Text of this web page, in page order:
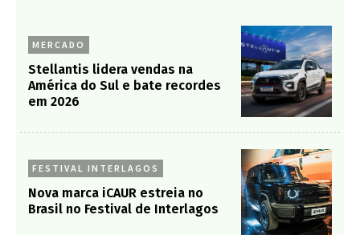
MERCADO
Stellantis lidera vendas na
América do Sul e bate recordes
em 2026
FESTIVAL INTERLAGOS
Nova marca iCAUR estreia no
Brasil no Festival de Interlagos